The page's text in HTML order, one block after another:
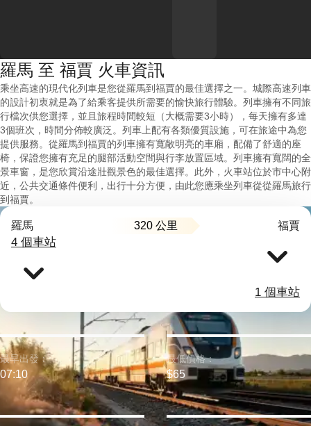
羅馬 至 福賈 火車資訊
乘坐高速的現代化列車是您從羅馬到福賈的最佳選擇之一。城際高速列車
的設計初衷就是為了給乘客提供所需要的愉快旅行體驗。列車擁有不同旅
行檔次供您選擇，並且旅程時間較短（大概需要3小時），每天擁有多達
3個班次，時間分佈較廣泛。列車上配有各類優質設施，可在旅途中為您
提供服務。從羅馬到福賈的列車擁有寬敞明亮的車廂，配備了舒適的座
椅，保證您擁有充足的腿部活動空間與行李放置區域。列車擁有寬闊的全
景車窗，是您欣賞沿途壯觀景色的最佳選擇。此外，火車站位於市中心附
近，公共交通條件便利，出行十分方便，由此您應乘坐列車從從羅馬旅行
到福賈。
羅馬 320 公里 福賈
4 個車站
1 個車站
最早出發：
07:10
最低價格：
$65